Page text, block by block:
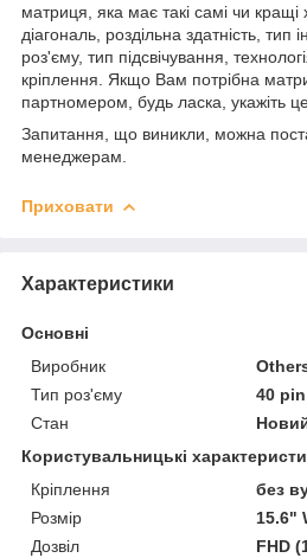
матриця, яка має такі самі чи
діагональ, роздільна здатність,
роз'єму, тип підсвічування,
кріплення. Якщо Вам потрібна
партномером, будь ласка, укажіть
Запитання, що виникли, можна
менеджерам.
Приховати
Характеристики
Основні
Виробник
Тип роз'єму
40 pin
Стан
Користувальницькі
Кріплення
без
Розмір
15.6"
Дозвіл
FHD